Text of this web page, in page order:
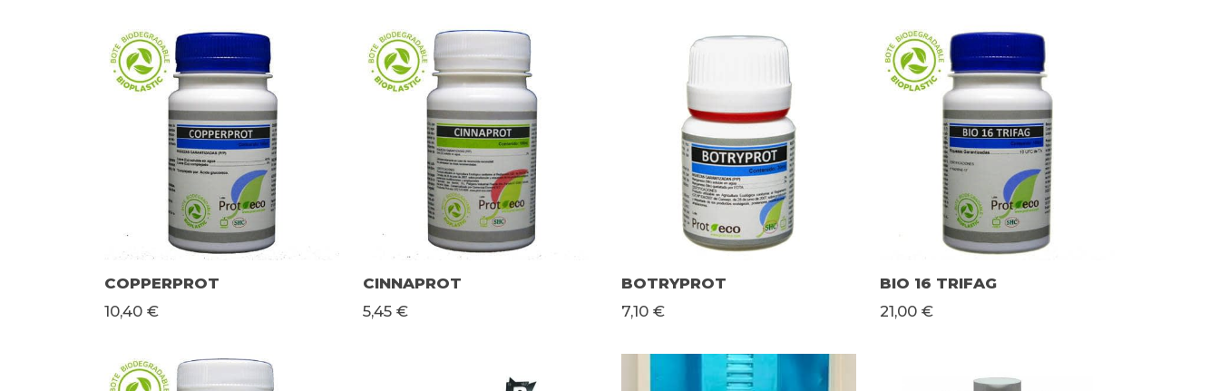
COPPERPROT
10,40 €
CINNAPROT
5,45 €
BOTRYPROT
7,10 €
BIO 16 TRIFAG
21,00 €